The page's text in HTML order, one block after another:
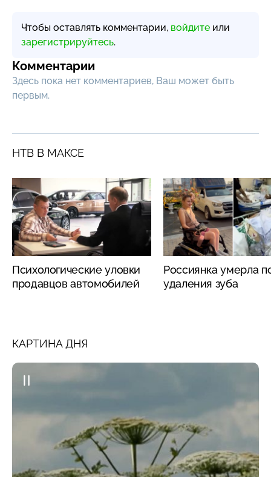
Чтобы оставлять комментарии, войдите или
зарегистрируйтесь.
Комментарии
Здесь пока нет комментариев, Ваш может быть
первым.
НТВ В МАКСЕ
Психологические уловки
продавцов автомобилей
Россиянка умерла
удаления зуба
КАРТИНА ДНЯ